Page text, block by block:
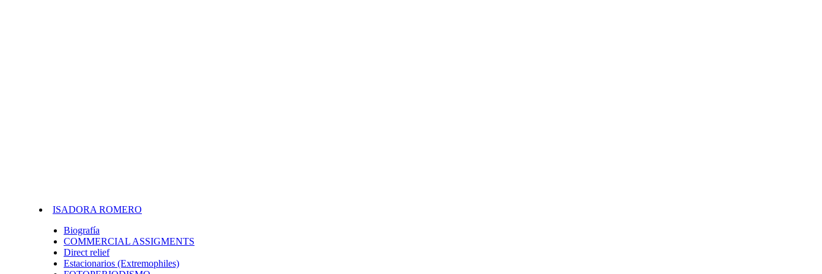
ISADORA ROMERO
Biografía
COMMERCIAL ASSIGMENTS
Direct relief
Estacionarios (Extremophiles)